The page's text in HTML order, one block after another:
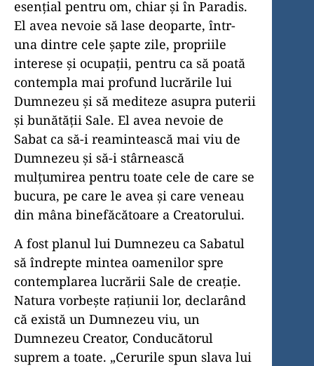
esențial pentru om, chiar și în Paradis.
El avea nevoie să lase deoparte, într-
una dintre cele șapte zile, propriile
interese și ocupații, pentru ca să poată
contempla mai profund lucrările lui
Dumnezeu și să mediteze asupra puterii
și bunătății Sale. El avea nevoie de
Sabat ca să-i reamintească mai viu de
Dumnezeu și să-i stârnească
mulțumirea pentru toate cele de care se
bucura, pe care le avea și care veneau
din mâna binefăcătoare a Creatorului.
A fost planul lui Dumnezeu ca Sabatul
să îndrepte mintea oamenilor spre
contemplarea lucrării Sale de creație.
Natura vorbește rațiunii lor, declarând
că există un Dumnezeu viu, un
Dumnezeu Creator, Conducătorul
suprem a toate. „Cerurile spun slava lui